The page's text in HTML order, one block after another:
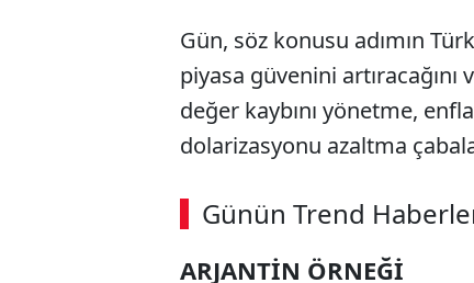
Gün, söz konusu adımın
piyasa güvenini
değer kaybını yönetme,
dolarizasyonu azaltma
Günün Trend
00:02 / 08:06
ARJANTİN ÖRNEĞİ